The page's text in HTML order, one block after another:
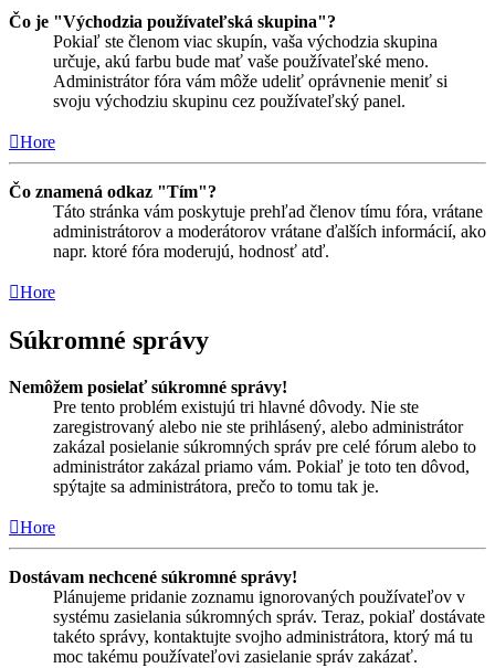
Čo je "Východzia používateľská skupina"?
Pokiaľ ste členom viac skupín, vaša východzia skupina
určuje, akú farbu bude mať vaše používateľské meno.
Administrátor fóra vám môže udeliť oprávnenie meniť si
svoju východziu skupinu cez používateľský panel.
Hore
Čo znamená odkaz "Tím"?
Táto stránka vám poskytuje prehľad členov tímu fóra, vrátane
administrátorov a moderátorov vrátane ďalších informácií, ako
napr. ktoré fóra moderujú, hodnosť atď.
Hore
Súkromné správy
Nemôžem posielať súkromné správy!
Pre tento problém existujú tri hlavné dôvody. Nie ste
zaregistrovaný alebo nie ste prihlásený, alebo administrátor
zakázal posielanie súkromných správ pre celé fórum alebo to
administrátor zakázal priamo vám. Pokiaľ je toto ten dôvod,
spýtajte sa administrátora, prečo to tomu tak je.
Hore
Dostávam nechcené súkromné správy!
Plánujeme pridanie zoznamu ignorovaných používateľov v
systému zasielania súkromných správ. Teraz, pokiaľ dostávate
takéto správy, kontaktujte svojho administrátora, ktorý má tu
moc takému používateľovi zasielanie správ zakázať.